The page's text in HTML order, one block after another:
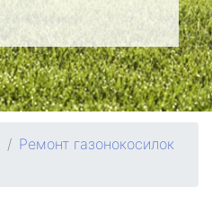
Ремонт газонокосилок